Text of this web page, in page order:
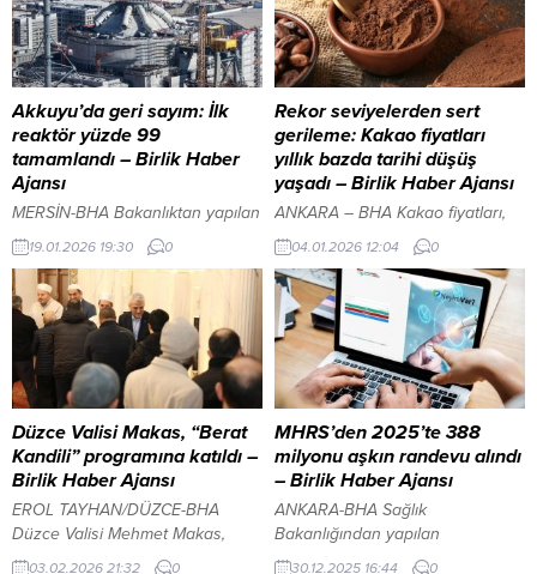
Akkuyu’da geri sayım: İlk
reaktör yüzde 99
tamamlandı – Birlik Haber
Ajansı
MERSİN-BHA Bakanlıktan yapılan
açıklamaya göre Bayraktar,
Akkuyu NGS sahasında
yürütülen çalışmaları yerinde
inceledi. Birinci reaktörün kontrol
odasında yetkililerden bilgi alan
Bayraktar, sahadaki son duruma
ilişkin değerlendirmelerde
bulundu. Bayraktar ayrıca,
Rusya’da aldıkları özel eğitimin
ardından Akkuyu NGS’de göreve
başlayan Türk mühendislerle
kontrol odasında bir süre sohbet
ederek kendilerine başarılar
19.01.2026 19:30 0
Rekor seviyelerden sert
gerileme: Kakao fiyatları
yıllık bazda tarihi düşüş
yaşadı – Birlik Haber Ajansı
ANKARA – BHA Kakao fiyatları,
2024 yılında arza ilişkin
endişelerin etkisiyle yükselerek
ton başına 12 bin 931 dolarla
rekor seviyeye ulaştı. Aynı yıl,
Batı Afrika’daki olumsuz hava
koşulları ve küresel stoklardaki
düşüş nedeniyle fiyatlarda güçlü
bir yükseliş yaşanmış, yıl 11 bin
675 dolar seviyesinden
tamamlanmıştı. Ancak Batı
Afrika’da kuraklık endişelerinin...
04.01.2026 12:04 0
Düzce Valisi Makas, “Berat
Kandili” programına katıldı –
Birlik Haber Ajansı
EROL TAYHAN/DÜZCE-BHA
Düzce Valisi Mehmet Makas,
göreve başladığı andan itibaren
03.02.2026 21:32 0
MHRS’den 2025’te 388
milyonu aşkın randevu alındı
– Birlik Haber Ajansı
ANKARA-BHA Sağlık
Bakanlığından yapılan
açıklamaya göre, çalışmalar
30.12.2025 16:44 0